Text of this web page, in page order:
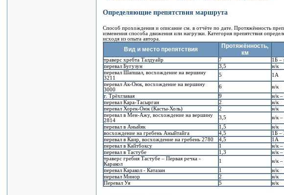
Определяющие препятствия маршрута
Способ прохождения и описание см. в отчёте по дате. Протяжённость
изменения способа движения или нагрузки. Категория препятствия
исходя из опыта автора.
Вид и место препятствия
Протяжённость,
км
траверс хребта Талдуайр 7 1Б –
перевал Бугузун
3,5 н/к
перевал Шапшал, восхождение на вершину
3211
5 1А
перевал Ак-Оюк, восхождение на вершину
3000
6 н/к
г. Трёхглавая
9 н/к
перевал Кара-Тасырган
2 н/к
перевал Хорек-Оюк (Касты-Холь)
2 н/к
перевал в Мен-Ажу, восхождение на вершину
2814
3,5 н/к
перевал в Аныйяк
1,5 н/к
восхождение на гребень Аныйтайга
4,5 1Б –
перевал в Каир, восхождение на гребень 2780
4,5 1А
перевал в Кайтбоксу
1 н/к
перевал в Тастубе
1,3 н/к
траверс гребня Тастубе – Первая речка -
Каракол
1 н/к
перевал Каракол - Катазан
1 н/к
перевал Минор
2 н/к
Перевал Уя
5 н/к